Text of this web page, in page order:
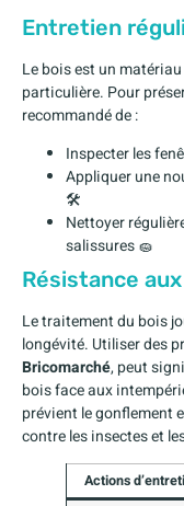
Entretien
Le bois est un
particulière. Pour
recommandé de :
Inspecter les
Appliquer une
🛠️
Nettoyer
salissures 🧽
Résistance
Le traitement du bois
longévité. Utiliser des
Bricomarché, peut
bois face aux
prévient le gonflement
contre les insectes et
Actions